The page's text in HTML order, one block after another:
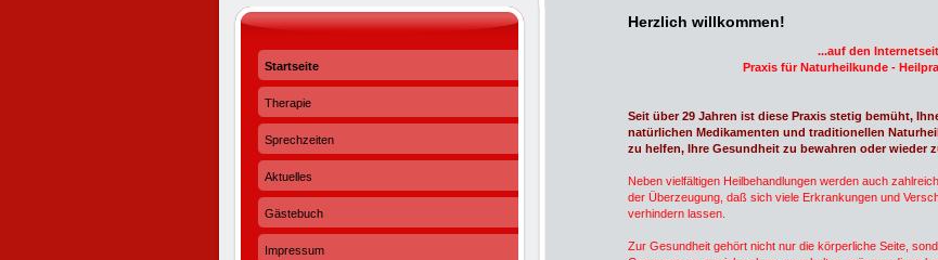
Herzlich willkommen!
...auf den
Praxis für Naturheilkunde -
Seit über 29 Jahren ist diese Praxis stetig bemüht,
natürlichen Medikamenten und traditionellen
zu helfen, Ihre Gesundheit zu bewahren oder wieder
Neben vielfältigen Heilbehandlungen werden auch
der Überzeugung, daß sich viele Erkrankungen und
verhindern lassen.
Zur Gesundheit gehört nicht nur die körperliche Seite,
Startseite
Therapie
Sprechzeiten
Aktuelles
Gästebuch
Impressum